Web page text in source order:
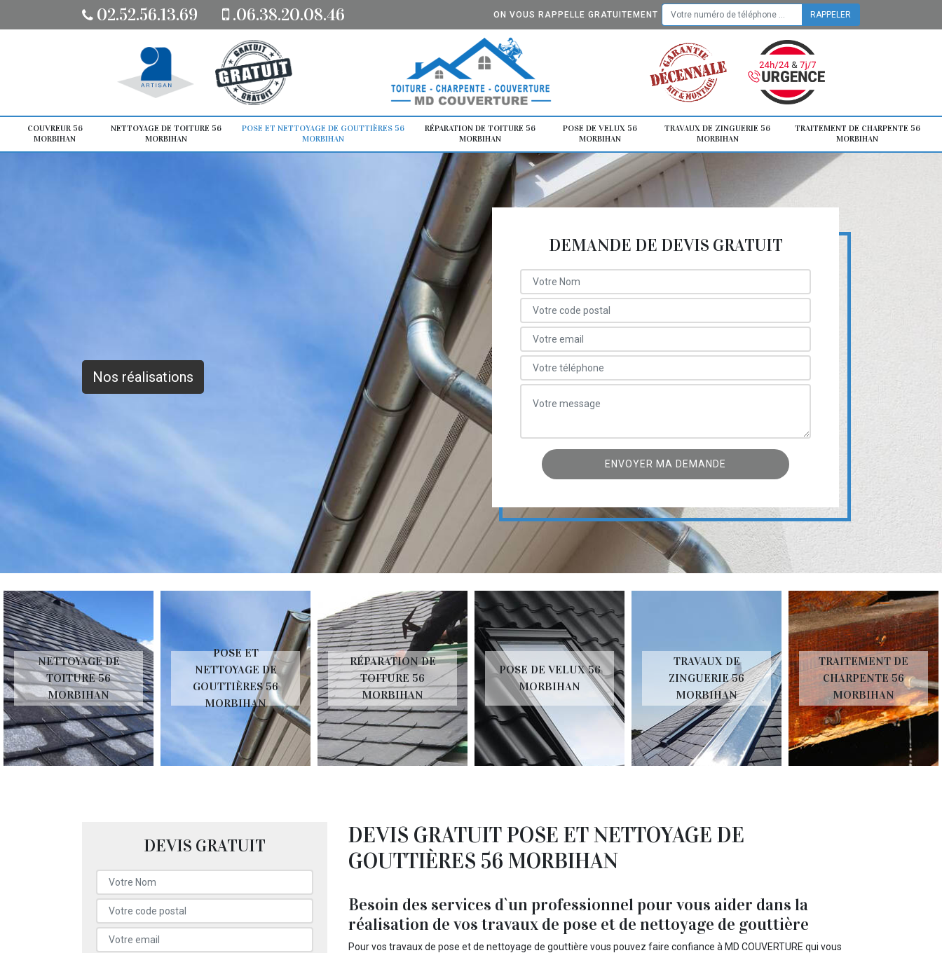
02.52.56.13.69 .06.38.20.08.46 ON VOUS RAPPELLE GRATUITEMENT
COUVREUR 56
MORBIHAN
NETTOYAGE DE TOITURE 56
MORBIHAN
POSE ET NETTOYAGE DE GOUTTIÈRES 56
MORBIHAN
RÉPARATION DE TOITURE 56
MORBIHAN
POSE DE VELUX 56
MORBIHAN
TRAVAUX DE ZINGUERIE 56
MORBIHAN
TRAITEMENT DE CHARPENTE 56
MORBIHAN
Nos réalisations
DEMANDE DE DEVIS GRATUIT
NETTOYAGE DE
TOITURE 56
MORBIHAN
POSE ET
NETTOYAGE DE
GOUTTIÈRES 56
MORBIHAN
RÉPARATION DE
TOITURE 56
MORBIHAN
POSE DE VELUX 56
MORBIHAN
TRAVAUX DE
ZINGUERIE 56
MORBIHAN
TRAITEMENT DE
CHARPENTE 56
MORBIHAN
DEVIS GRATUIT
DEVIS GRATUIT POSE ET NETTOYAGE DE
GOUTTIÈRES 56 MORBIHAN
Besoin des services d`un professionnel pour vous aider dans la
réalisation de vos travaux de pose et de nettoyage de gouttière
Pour vos travaux de pose et de nettoyage de gouttière vous pouvez faire confiance à MD COUVERTURE qui vous